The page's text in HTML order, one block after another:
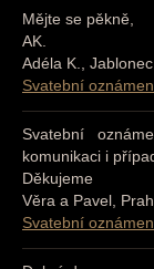
Mějte se pěkně,
AK.
Adéla K.,
Svatební
Svatební
komunikaci i
Děkujeme
Věra a Pavel,
Svatební